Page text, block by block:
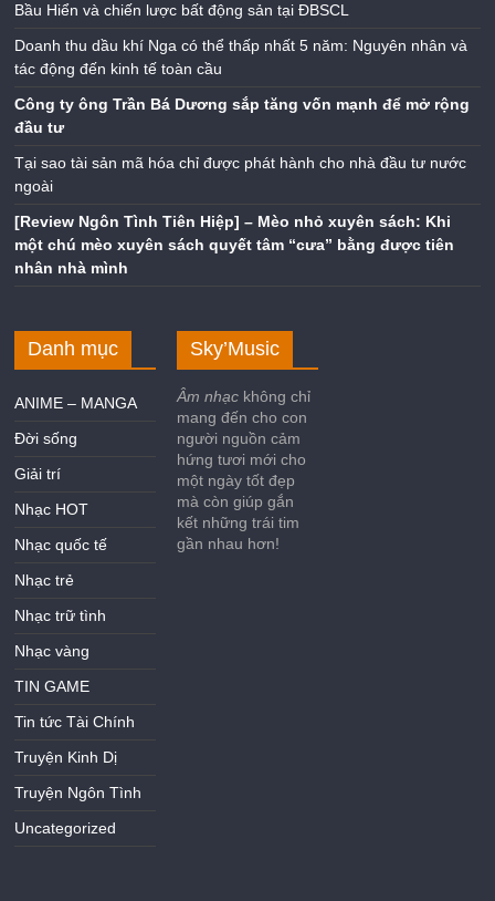
Bầu Hiển và chiến lược bất động sản tại ĐBSCL
Doanh thu dầu khí Nga có thể thấp nhất 5 năm: Nguyên nhân và
tác động đến kinh tế toàn cầu
Công ty ông Trần Bá Dương sắp tăng vốn mạnh để mở rộng
đầu tư
Tại sao tài sản mã hóa chỉ được phát hành cho nhà đầu tư nước
ngoài
[Review Ngôn Tình Tiên Hiệp] – Mèo nhỏ xuyên sách: Khi
một chú mèo xuyên sách quyết tâm “cưa” bằng được tiên
nhân nhà mình
Danh mục
ANIME – MANGA
Đời sống
Giải trí
Nhạc HOT
Nhạc quốc tế
Nhạc trẻ
Nhạc trữ tình
Nhạc vàng
TIN GAME
Tin tức Tài Chính
Truyện Kinh Dị
Truyện Ngôn Tình
Uncategorized
Sky’Music
Âm nhạc không chỉ
mang đến cho con
người nguồn cảm
hứng tươi mới cho
một ngày tốt đẹp
mà còn giúp gắn
kết những trái tim
gần nhau hơn!